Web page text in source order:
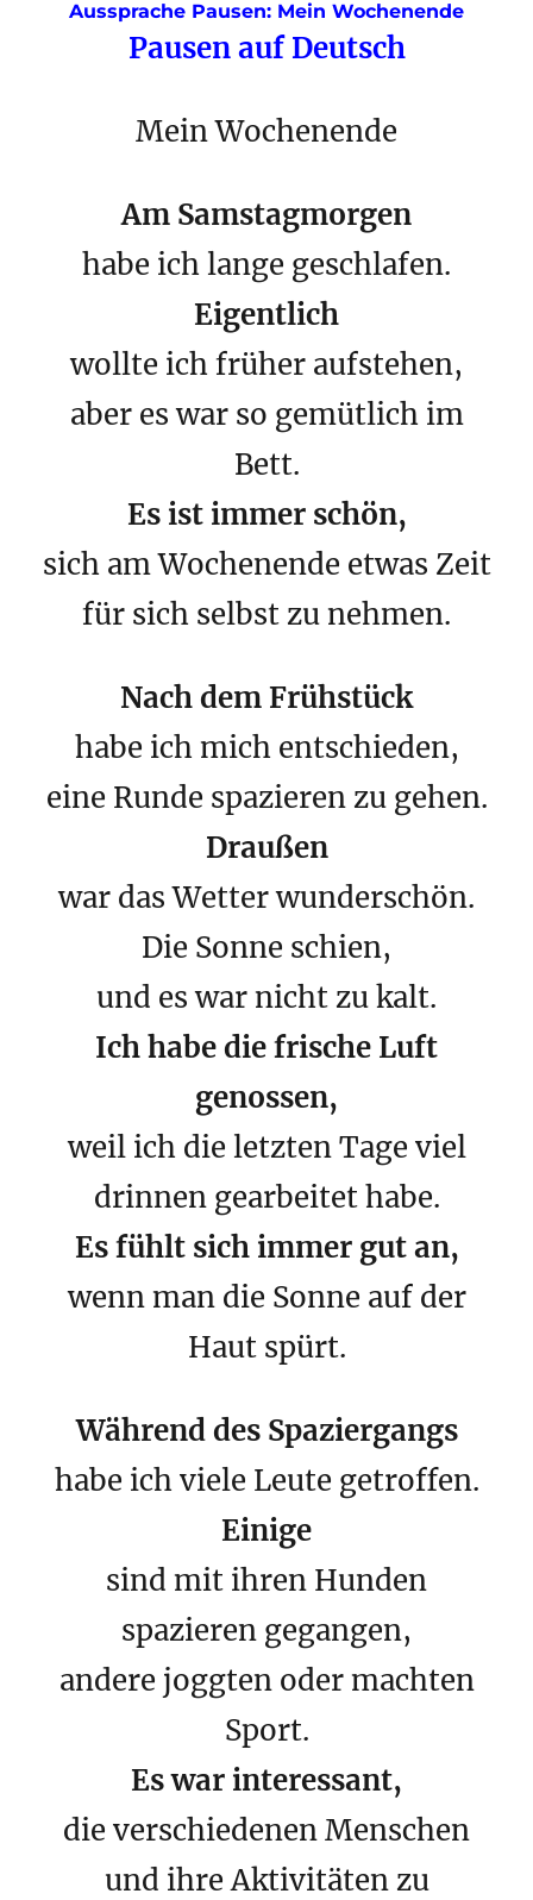
Aussprache Pausen: Mein Wochenende
Pausen auf Deutsch
Mein Wochenende
Am Samstagmorgen
habe ich lange geschlafen.
Eigentlich
wollte ich früher aufstehen,
aber es war so gemütlich im
Bett.
Es ist immer schön,
sich am Wochenende etwas Zeit
für sich selbst zu nehmen.
Nach dem Frühstück
habe ich mich entschieden,
eine Runde spazieren zu gehen.
Draußen
war das Wetter wunderschön.
Die Sonne schien,
und es war nicht zu kalt.
Ich habe die frische Luft
genossen,
weil ich die letzten Tage viel
drinnen gearbeitet habe.
Es fühlt sich immer gut an,
wenn man die Sonne auf der
Haut spürt.
Während des Spaziergangs
habe ich viele Leute getroffen.
Einige
sind mit ihren Hunden
spazieren gegangen,
andere joggten oder machten
Sport.
Es war interessant,
die verschiedenen Menschen
und ihre Aktivitäten zu